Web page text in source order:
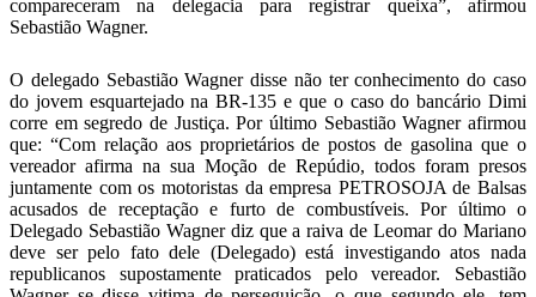
compareceram na delegacia para registrar queixa”, afirmou
Sebastião Wagner.
O delegado Sebastião Wagner disse não ter conhecimento do caso
do jovem esquartejado na BR-135 e que o caso do bancário Dimi
corre em segredo de Justiça. Por último Sebastião Wagner afirmou
que: “Com relação aos proprietários de postos de gasolina que o
vereador afirma na sua Moção de Repúdio, todos foram presos
juntamente com os motoristas da empresa PETROSOJA de Balsas
acusados de receptação e furto de combustíveis. Por último o
Delegado Sebastião Wagner diz que a raiva de Leomar do Mariano
deve ser pelo fato dele (Delegado) está investigando atos nada
republicanos supostamente praticados pelo vereador. Sebastião